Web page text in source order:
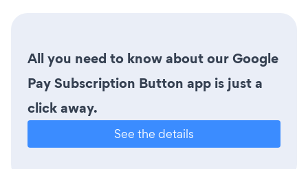
All you need to know about our Google
Pay Subscription Button app is just a
click away.
See the details